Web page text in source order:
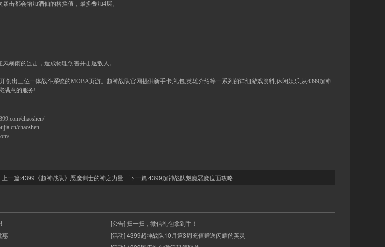
击都会增加酒仙的格挡值，最多叠加4层。
暴雨的连击，造成物理伤害并击退敌人。
创出三位一体战斗系统的MOBA页游。超神战队官网提供新手卡,礼包,英雄介绍等一系列的详细游戏资料,休闲娱乐,从4399超神
满意的服务!
chaoshen/
chaoshen
上一篇:4399《超神战队》恶魔剑士的神之力量 下一篇:4399超神战队魅魔恶魔位面攻略
[公告] 扫一扫，微信礼包拿到手！
惠
[活动] 4399超神战队10月第3周充值赠送闪耀的英灵